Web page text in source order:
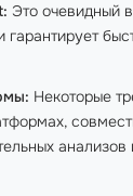
Это очевидный
гарантирует
Некоторые
анализов